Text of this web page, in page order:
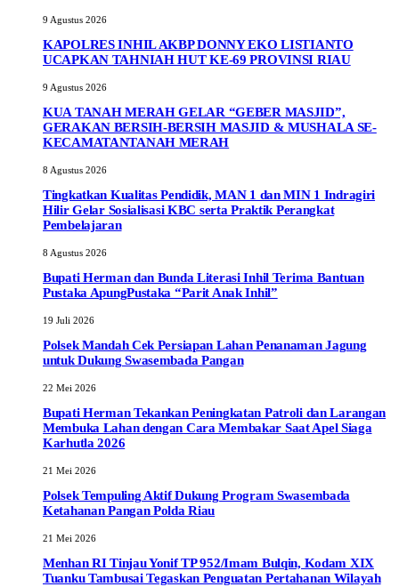
9 Agustus 2026
KAPOLRES INHIL AKBP DONNY EKO LISTIANTO
UCAPKAN TAHNIAH HUT KE-69 PROVINSI RIAU
9 Agustus 2026
KUA TANAH MERAH GELAR “GEBER MASJID”,
GERAKAN BERSIH-BERSIH MASJID & MUSHALA SE-
KECAMATANTANAH MERAH
8 Agustus 2026
Tingkatkan Kualitas Pendidik, MAN 1 dan MIN 1 Indragiri
Hilir Gelar Sosialisasi KBC serta Praktik Perangkat
Pembelajaran
8 Agustus 2026
Bupati Herman dan Bunda Literasi Inhil Terima Bantuan
Pustaka ApungPustaka “Parit Anak Inhil”
19 Juli 2026
Polsek Mandah Cek Persiapan Lahan Penanaman Jagung
untuk Dukung Swasembada Pangan
22 Mei 2026
Bupati Herman Tekankan Peningkatan Patroli dan Larangan
Membuka Lahan dengan Cara Membakar Saat Apel Siaga
Karhutla 2026
21 Mei 2026
Polsek Tempuling Aktif Dukung Program Swasembada
Ketahanan Pangan Polda Riau
21 Mei 2026
Menhan RI Tinjau Yonif TP 952/Imam Bulqin, Kodam XIX
Tuanku Tambusai Tegaskan Penguatan Pertahanan Wilayah